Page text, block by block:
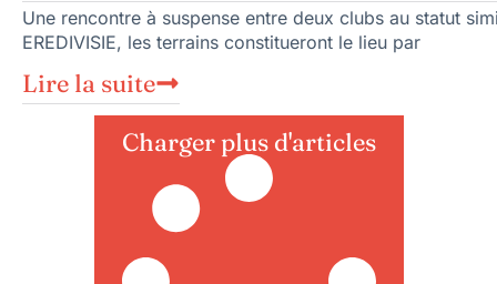
Une rencontre à suspense entre deux clubs au statut
EREDIVISIE, les terrains constitueront le lieu par
Lire la suite
Charger plus d'articles